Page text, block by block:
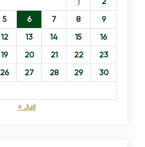
5 6 7 8
9
12 13 14 15
16
19 20 21 22
23
26 27 28 29
30
« Juil